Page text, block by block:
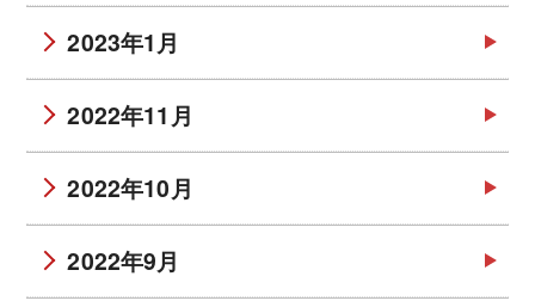
2023年1月
2022年11月
2022年10月
2022年9月